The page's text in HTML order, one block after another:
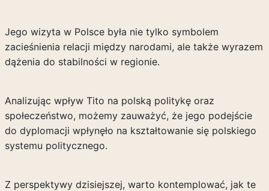
Jego wizyta w Polsce była nie tylko symbolem
zacieśnienia relacji między narodami, ale także wyrazem
dążenia do stabilności w regionie.
Analizując wpływ Tito na polską politykę oraz
społeczeństwo, możemy zauważyć, że jego podejście
do dyplomacji wpłynęło na kształtowanie się polskiego
systemu politycznego.
Z perspektywy dzisiejszej, warto kontemplować, jak te